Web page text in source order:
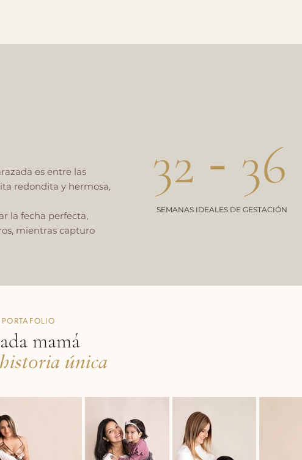
es entre las
redondita y hermosa,
la fecha perfecta,
mientras capturo
32 - 36
SEMANAS IDEALES DE GESTACIÓN
PORTAFOLIO
mamá
única